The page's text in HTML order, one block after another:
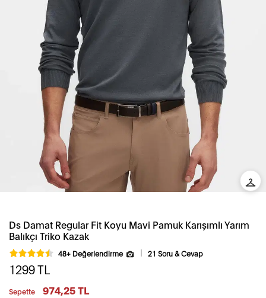
Ds Damat Regular Fit Koyu Mavi Pamuk Karışımlı Yarım
Balıkçı Triko Kazak
48+ Değerlendirme 21 Soru & Cevap
1299TL
Sepette 974,25 TL